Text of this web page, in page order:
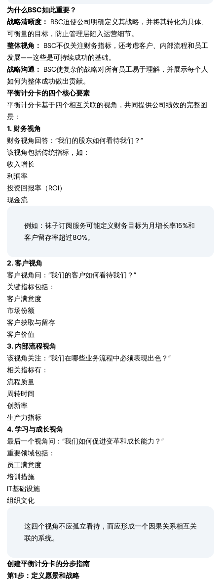
为什么BSC如此重要？
战略清晰度： BSC迫使公司明确定义其战略，并将其转化为具体、
可衡量的目标，防止管理层陷入运营细节。
整体视角： BSC不仅关注财务指标，还考虑客户、内部流程和员工
发展——这些是可持续成功的基础。
战略沟通： BSC使复杂的战略对所有员工易于理解，并展示每个人
如何为整体成功做出贡献。
平衡计分卡的四个核心要素
平衡计分卡基于四个相互关联的视角，共同提供公司绩效的完整图
景：
1. 财务视角
财务视角回答：“我们的股东如何看待我们？”
该视角包括传统指标，如：
收入增长
利润率
投资回报率（ROI）
现金流
例如：袜子订阅服务可能定义财务目标为月增长率15%和
客户留存率超过80%。
2. 客户视角
客户视角问：“我们的客户如何看待我们？”
关键指标包括：
客户满意度
市场份额
客户获取与留存
客户价值
3. 内部流程视角
该视角关注：“我们在哪些业务流程中必须表现出色？”
相关指标有：
流程质量
周转时间
创新率
生产力指标
4. 学习与成长视角
最后一个视角问：“我们如何促进变革和成长能力？”
重要领域包括：
员工满意度
培训措施
IT基础设施
组织文化
这四个视角不应孤立看待，而应形成一个因果关系相互关
联的系统。
创建平衡计分卡的分步指南
第1步：定义愿景和战略